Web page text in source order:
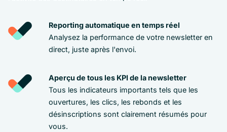
Reporting automatique en temps réel
Analysez la performance de votre newsletter en
direct, juste après l'envoi.
Aperçu de tous les KPI de la newsletter
Tous les indicateurs importants tels que les
ouvertures, les clics, les rebonds et les
désinscriptions sont clairement résumés pour
vous.